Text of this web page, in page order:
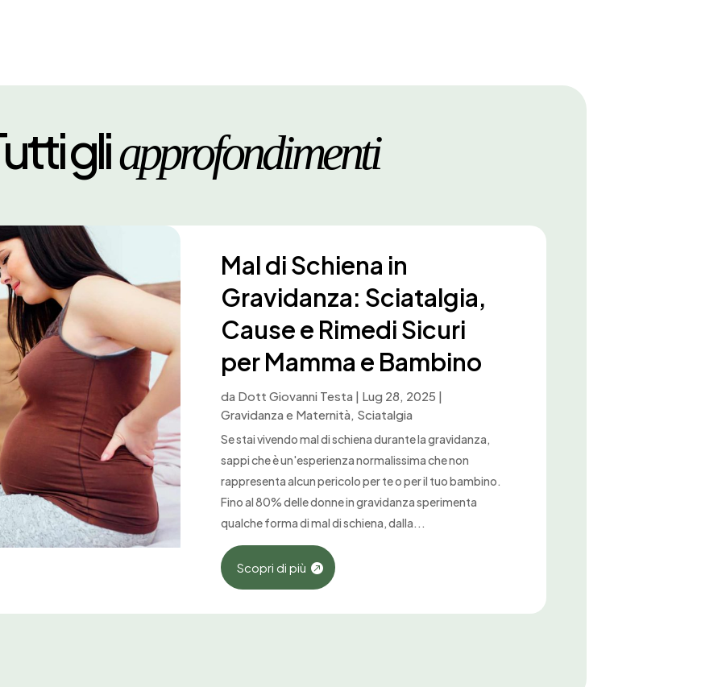
gliapprofondimenti
Mal di Schiena in
Gravidanza: Sciatalgia,
Cause e Rimedi Sicuri
per Mamma e Bambino
da Dott Giovanni Testa | Lug 28, 2025 |
Gravidanza e Maternità Sciatalgia
Se stai vivendo mal di schiena durante la gravidanza,
sappi che è un'esperienza normalissima che non
rappresenta alcun pericolo per te o per il tuo bambino.
Fino al 80% delle donne in gravidanza sperimenta
qualche forma di mal di schiena, dalla...
Scopri di più